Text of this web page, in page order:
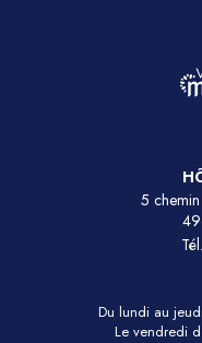
5
Tél.
Du lundi au
Le vendredi